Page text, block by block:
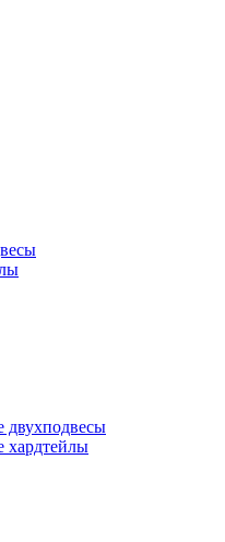
двухподвесы
хардтейлы